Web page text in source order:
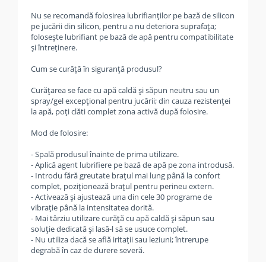
Nu se recomandă folosirea lubrifianților pe bază de silicon
pe jucării din silicon, pentru a nu deteriora suprafața;
folosește lubrifiant pe bază de apă pentru compatibilitate
și întreținere.
Cum se curăță în siguranță produsul?
Curățarea se face cu apă caldă și săpun neutru sau un
spray/gel excepțional pentru jucării; din cauza rezistenței
la apă, poți clăti complet zona activă după folosire.
Mod de folosire:
- Spală produsul înainte de prima utilizare.
- Aplică agent lubrifiere pe bază de apă pe zona introdusă.
- Introdu fără greutate brațul mai lung până la confort
complet, poziționează brațul pentru perineu extern.
- Activează și ajustează una din cele 30 programe de
vibrație până la intensitatea dorită.
- Mai târziu utilizare curăță cu apă caldă și săpun sau
soluție dedicată și lasă-l să se usuce complet.
- Nu utiliza dacă se află iritații sau leziuni; întrerupe
degrabă în caz de durere severă.